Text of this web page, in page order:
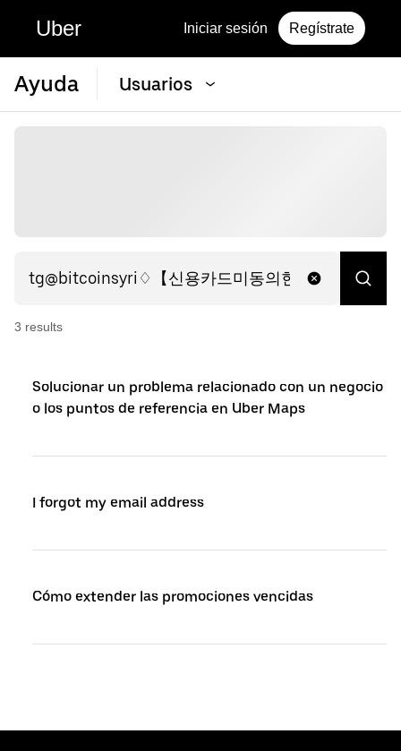
Uber Iniciar sesión Regístrate
Ayuda Usuarios
3 results
Solucionar un problema relacionado con un negocio
o los puntos de referencia en Uber Maps
I forgot my email address
Cómo extender las promociones vencidas